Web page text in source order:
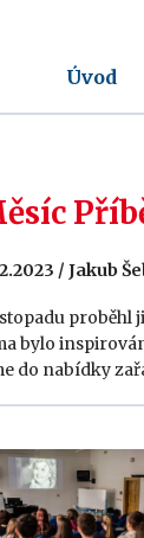
Úvod
/ Jakub
proběhl
bylo
do nabídky